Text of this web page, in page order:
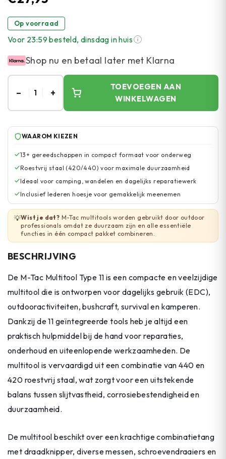
Op voorraad
Voor 23:59 besteld, dinsdag in huis
Shop nu en betaal later met Klarna
– 1 +
TOEVOEGEN AAN
WINKELWAGEN
WAAROM KIEZEN
13+ gereedschappen in compact formaat voor onderweg
Roestvrij staal (420/440) voor maximale duurzaamheid
Ideaal voor camping, wandelen en dagelijks reparatiewerk
Inclusief lederen hoesje voor gemakkelijk meenemen
💡Wist je dat? M-Tac multitools worden gebruikt door outdoor
professionals omdat ze duurzaam zijn en alle essentiële
functies in één compact pakket combineren.
BESCHRIJVING
De M-Tac Multitool Type 11 is een compacte en veelzijdige
multitool die is ontworpen voor dagelijks gebruik (EDC),
outdooractiviteiten, bushcraft, survival en kamperen.
Dankzij de 11 geïntegreerde tools heb je altijd een
praktisch hulpmiddel bij de hand voor reparaties,
onderhoud en uiteenlopende werkzaamheden. De
multitool is vervaardigd uit een combinatie van 440 en
420 roestvrij staal, wat zorgt voor een uitstekende
balans tussen slijtvastheid, corrosiebestendigheid en
duurzaamheid.
De multitool beschikt over een krachtige combinatietang
met draadknipper, diverse messen, schroevendraaiers en